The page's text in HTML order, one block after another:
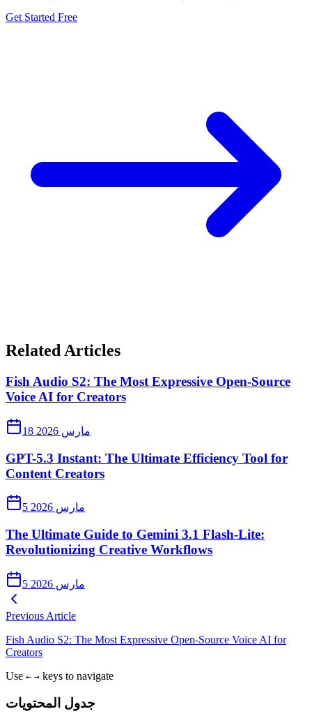
Get Started Free
Related Articles
Fish Audio S2: The Most Expressive Open-Source
Voice AI for Creators
18 مارس 2026
GPT-5.3 Instant: The Ultimate Efficiency Tool for
Content Creators
5 مارس 2026
The Ultimate Guide to Gemini 3.1 Flash-Lite:
Revolutionizing Creative Workflows
5 مارس 2026
Previous Article
Fish Audio S2: The Most Expressive Open-Source Voice AI for
Creators
Use ← → keys to navigate
جدول المحتويات